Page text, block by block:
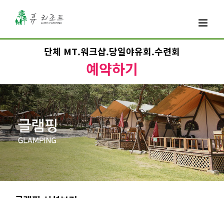
단체 MT.워크샵.당일야유회.수련회
예약하기